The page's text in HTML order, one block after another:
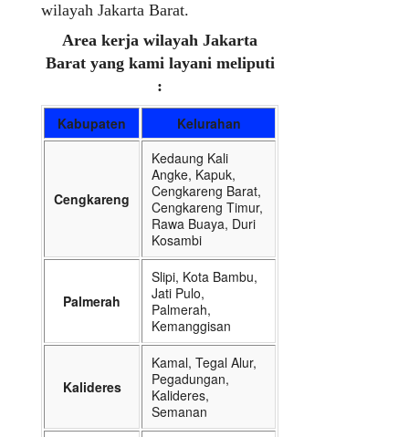
wilayah Jakarta Barat.
Area kerja wilayah Jakarta
Barat yang kami layani meliputi
:
Kabupaten Kelurahan
Cengkareng
Kedaung Kali
Angke, Kapuk,
Cengkareng Barat,
Cengkareng Timur,
Rawa Buaya, Duri
Kosambi
Palmerah
Slipi, Kota Bambu,
Jati Pulo,
Palmerah,
Kemanggisan
Kalideres
Kamal, Tegal Alur,
Pegadungan,
Kalideres,
Semanan